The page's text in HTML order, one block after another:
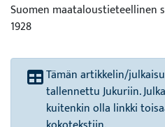
Suomen maataloustieteellinen
1928
Tämän artikkelin/
tallennettu Jukuriin.
kuitenkin olla linkki